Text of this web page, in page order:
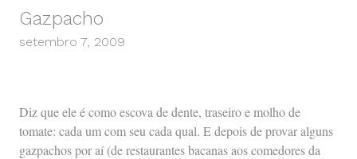
Gazpacho
setembro 7, 2009
Diz que ele é como escova de dente, traseiro e molho de
tomate: cada um com seu cada qual. E depois de provar alguns
gazpachos por aí (de restaurantes bacanas aos comedores da